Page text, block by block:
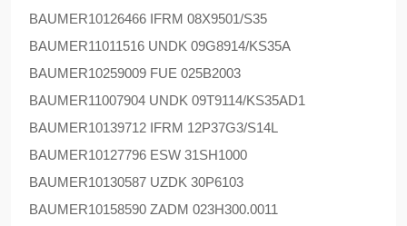
BAUMER10126466 IFRM 08X9501/S35
BAUMER11011516 UNDK 09G8914/KS35A
BAUMER10259009 FUE 025B2003
BAUMER11007904 UNDK 09T9114/KS35AD1
BAUMER10139712 IFRM 12P37G3/S14L
BAUMER10127796 ESW 31SH1000
BAUMER10130587 UZDK 30P6103
BAUMER10158590 ZADM 023H300.0011